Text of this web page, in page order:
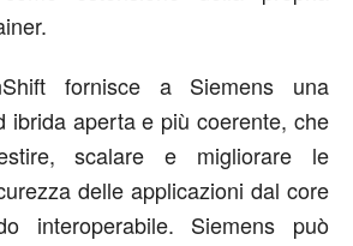
fornisce a Siemens una
ibrida aperta e più coerente, che
scalare e migliorare le
delle applicazioni dal core
interoperabile. Siemens può